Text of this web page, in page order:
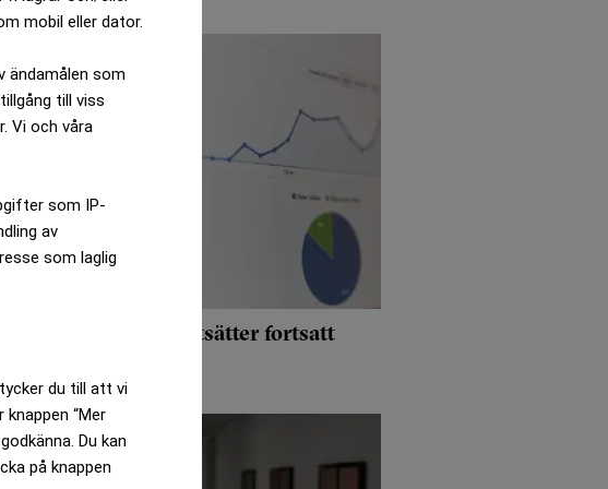
mobil eller dator.
ändamålen som
till viss
Vi och våra
som IP-
av
som laglig
du till att vi
“Mer
Du kan
på knappen
framtid förutsätter fortsatt